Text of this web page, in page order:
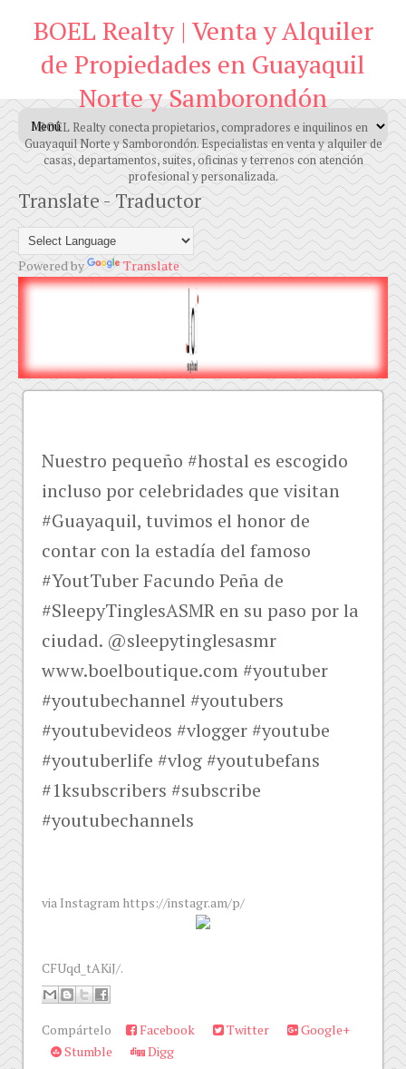
BOEL Realty | Venta y Alquiler
de Propiedades en Guayaquil
Norte y Samborondón
BOEL Realty conecta propietarios, compradores e inquilinos en
Guayaquil Norte y Samborondón. Especialistas en venta y alquiler de
casas, departamentos, suites, oficinas y terrenos con atención
profesional y personalizada.
Translate - Traductor
Powered by Translate
Nuestro pequeño #hostal es escogido
incluso por celebridades que visitan
#Guayaquil, tuvimos el honor de
contar con la estadía del famoso
#YoutTuber Facundo Peña de
#SleepyTinglesASMR en su paso por la
ciudad. @sleepytinglesasmr
www.boelboutique.com #youtuber
#youtubechannel #youtubers
#youtubevideos #vlogger #youtube
#youtuberlife #vlog #youtubefans
#1ksubscribers #subscribe
#youtubechannels
via Instagram https://instagr.am/p/
CFUqd_tAKiJ/.
Compártelo Facebook Twitter
Google+
Stumble
Digg